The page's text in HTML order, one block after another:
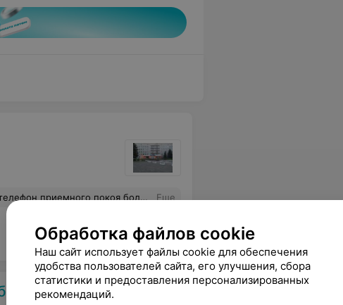
приемного покоя больницы! Еще
Обработка файлов cookie
Наш сайт использует файлы cookie для обеспечения
удобства пользователей сайта, его улучшения, сбора
статистики и предоставления персонализированных
рекомендаций.